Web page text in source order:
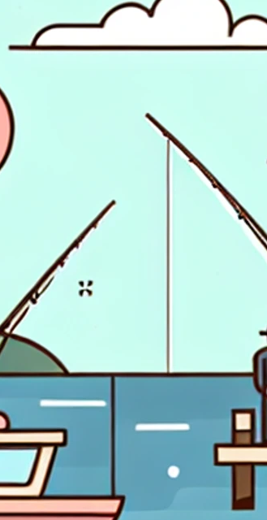
nostri partner pubblicitari. Possono essere
e mostrarti annunci pertinenti su altri siti.
il tuo nome utente, lingua o la